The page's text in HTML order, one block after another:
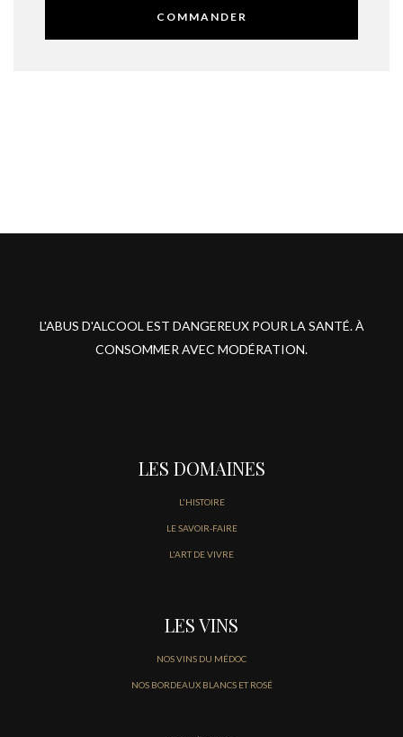
COMMANDER
L'ABUS D'ALCOOL EST DANGEREUX POUR LA SANTÉ. À
CONSOMMER AVEC MODÉRATION.
LES DOMAINES
L'HISTOIRE
LE SAVOIR-FAIRE
L'ART DE VIVRE
LES VINS
NOS VINS DU MÉDOC
NOS BORDEAUX BLANCS ET ROSÉ